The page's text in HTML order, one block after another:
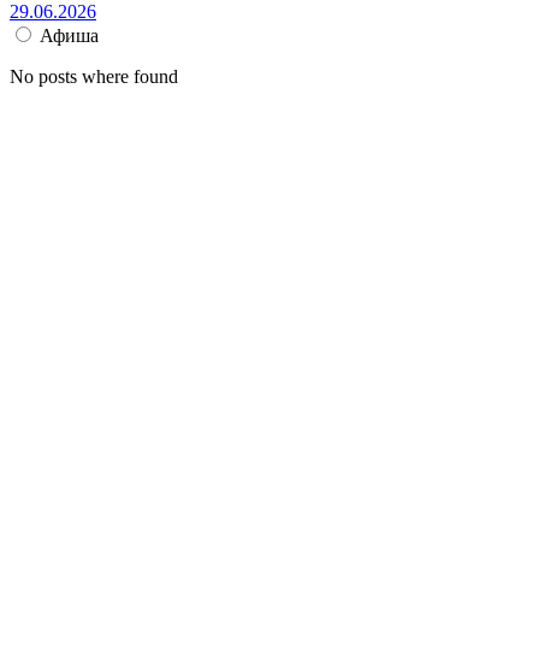
29.06.2026
Афиша
No posts where found